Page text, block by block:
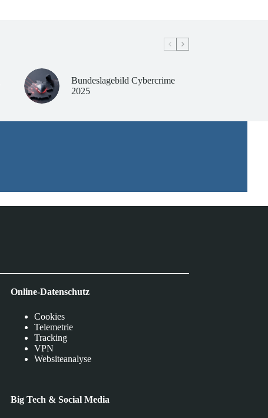
Bundeslagebild Cybercrime
2025
Online-Datenschutz
Cookies
Telemetrie
Tracking
VPN
Websiteanalyse
Big Tech & Social Media